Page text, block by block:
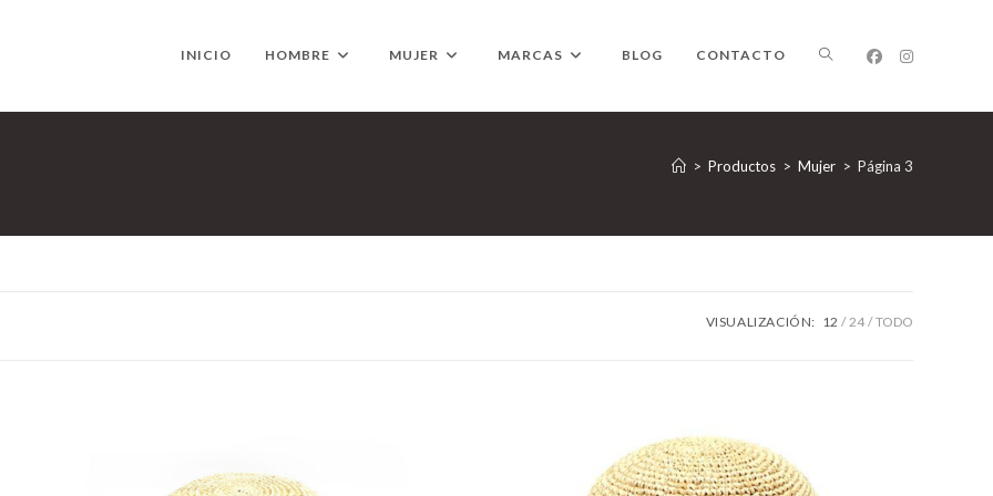
INICIO HOMBRE MUJER MARCAS BLOG CONTACTO ALTERNAR
BÚSQUEDA
> Productos > Mujer > Página 3
VISUALIZACIÓN: 12 24 TODO